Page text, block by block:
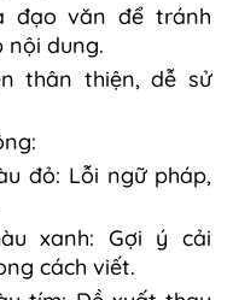
đạo văn để tránh
nội dung.
thân thiện, dễ sử
đỏ: Lỗi ngữ pháp,
xanh: Gợi ý cải
cách viết.